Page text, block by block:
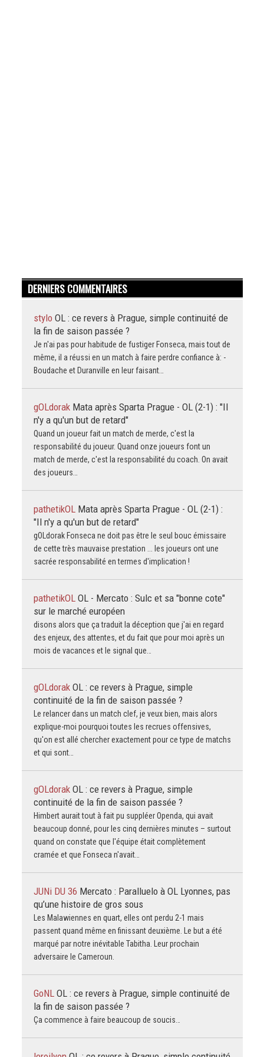
DERNIERS COMMENTAIRES
stylo OL : ce revers à Prague, simple continuité de
la fin de saison passée ?
Je n'ai pas pour habitude de fustiger Fonseca, mais tout de
même, il a réussi en un match à faire perdre confiance à: -
Boudache et Duranville en leur faisant…
gOLdorak Mata après Sparta Prague - OL (2-1) : "Il
n'y a qu'un but de retard"
Quand un joueur fait un match de merde, c'est la
responsabilité du joueur. Quand onze joueurs font un
match de merde, c'est la responsabilité du coach. On avait
des joueurs…
pathetikOL Mata après Sparta Prague - OL (2-1) :
"Il n'y a qu'un but de retard"
gOLdorak Fonseca ne doit pas être le seul bouc émissaire
de cette très mauvaise prestation ... les joueurs ont une
sacrée responsabilité en termes d'implication !
pathetikOL OL - Mercato : Sulc et sa "bonne cote"
sur le marché européen
disons alors que ça traduit la déception que j'ai en regard
des enjeux, des attentes, et du fait que pour moi après un
mois de vacances et le signal que…
gOLdorak OL : ce revers à Prague, simple
continuité de la fin de saison passée ?
Le relancer dans un match clef, je veux bien, mais alors
explique-moi pourquoi toutes les recrues offensives,
qu'on est allé chercher exactement pour ce type de matchs
et qui sont…
gOLdorak OL : ce revers à Prague, simple
continuité de la fin de saison passée ?
Himbert aurait tout à fait pu suppléer Openda, qui avait
beaucoup donné, pour les cinq dernières minutes – surtout
quand on constate que l'équipe était complètement
cramée et que Fonseca n'avait…
JUNi DU 36 Mercato : Paralluelo à OL Lyonnes, pas
qu’une histoire de gros sous
Les Malawiennes en quart, elles ont perdu 2-1 mais
passent quand même en finissant deuxième. Le but a été
marqué par notre inévitable Tabitha. Leur prochain
adversaire le Cameroun.
GoNL OL : ce revers à Prague, simple continuité de
la fin de saison passée ?
Ça commence à faire beaucoup de soucis…